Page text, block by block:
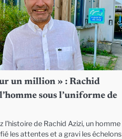
un million » : Rachid
sous l’uniforme de
l’histoire de Rachid Azizi, un homme
les attentes et a gravi les échelons